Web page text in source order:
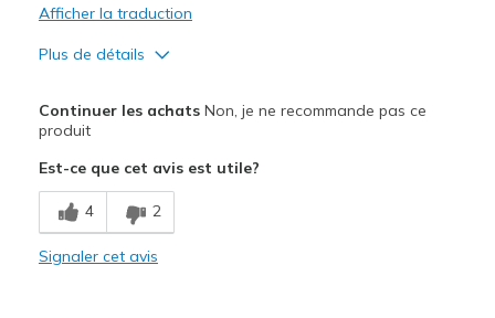
Afficher la traduction
Plus de détails
Attractive Design
Comfortable
Stylish
Le contre
Continuer les achatsNon, je ne recommande pas ce
produit
Est-ce que cet avis est utile?
4 2
Signaler cet avis